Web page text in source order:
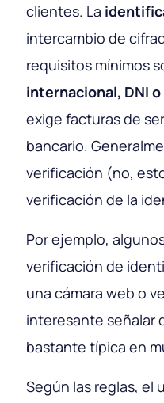
clientes. La
intercambio de
requisitos mínimos
internacional, DNI
exige facturas de
bancario.
verificación (no,
verificación de la
Por ejemplo,
verificación de
una cámara web o
interesante señalar
bastante típica en
Según las reglas, el